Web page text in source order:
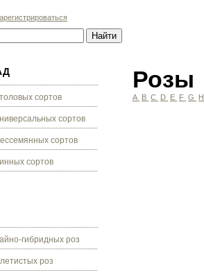
сортов
сортов
сортов
сортов
гибридных роз
роз
Розы
A B C D E F G